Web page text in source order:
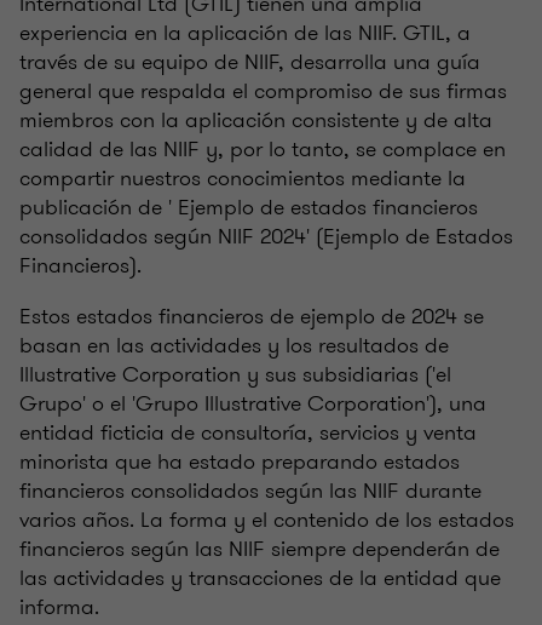
experiencia en la aplicación de las NIIF. GTIL, a
través de su equipo de NIIF, desarrolla una guía
general que respalda el compromiso de sus firmas
miembros con la aplicación consistente y de alta
calidad de las NIIF y, por lo tanto, se complace en
compartir nuestros conocimientos mediante la
publicación de ' Ejemplo de estados financieros
consolidados según NIIF 2024' (Ejemplo de Estados
Financieros).
Estos estados financieros de ejemplo de 2024 se
basan en las actividades y los resultados de
Illustrative Corporation y sus subsidiarias ('el
Grupo' o el 'Grupo Illustrative Corporation'), una
entidad ficticia de consultoría, servicios y venta
minorista que ha estado preparando estados
financieros consolidados según las NIIF durante
varios años. La forma y el contenido de los estados
financieros según las NIIF siempre dependerán de
las actividades y transacciones de la entidad que
informa.